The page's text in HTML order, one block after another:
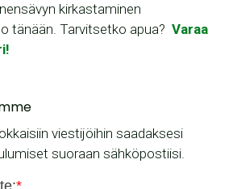
kirkastaminen
tänään. Tarvitsetko apua? Varaa
viestijöihin saadaksesi
suoraan sähköpostiisi.